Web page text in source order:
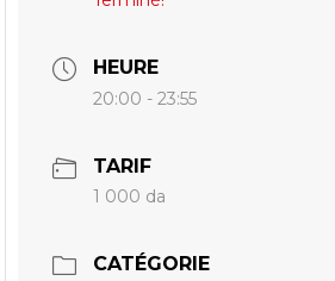
HEURE
20:00 - 23:55
TARIF
1 000 da
CATÉGORIE